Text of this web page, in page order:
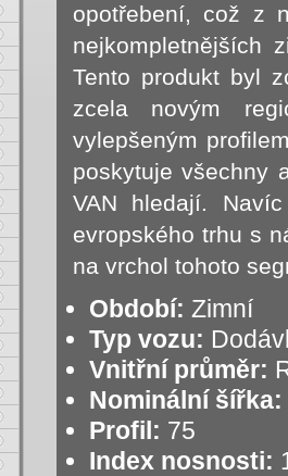
opotřebení, což z
nejkompletnějších
Tento produkt byl
zcela novým
vylepšeným
poskytuje všechny
VAN hledají.
evropského trhu s
na vrchol tohoto
Období: Zimní
Typ vozu:
Vnitřní průměr:
Nominální šířka:
Profil: 75
Index nosnosti: